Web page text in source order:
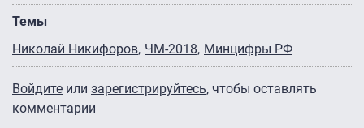
Темы
Николай Никифоров ЧМ-2018 Минцифры РФ
Войдите или зарегистрируйтесь, чтобы оставлять
комментарии